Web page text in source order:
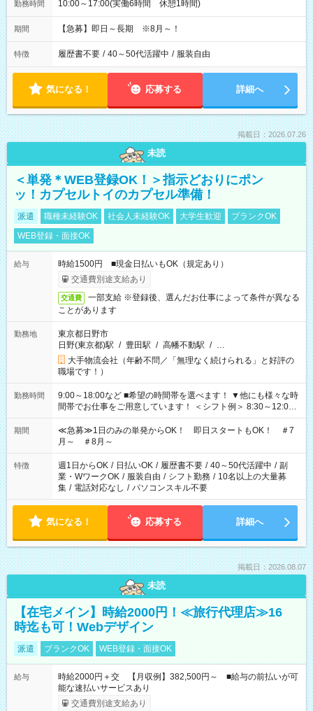
勤務時間 10:00～17:00(実働6時間 休憩1時間)
期間 【急募】即日～長期 ※8月～！
特徴 履歴書不要 / 40～50代活躍中 / 服装自由
気になる！ 応募する 詳細へ
掲載日：2026.07.26
未読
＜単発＊WEB登録OK！＞指示どおりにポン
ッ！カプセルトイのカプセル準備！
派遣 職種未経験OK 社会人未経験OK 大学生歓迎
ブランクOK
WEB登録・面接OK
給与
時給1500円 ■現金日払いもOK（規定あり）
交通費別途支給あり
交通費
一部支給 ※登録後、選んだお仕事によって条件が異なる
ことがあります
勤務地
東京都日野市
日野(東京都)駅 / 豊田駅 / 高幡不動駅 / …
大手物流会社（年齢不問／「無理なく続けられる」と好評の
職場です！）
勤務時間
9:00～18:00など ■希望の時間帯を選べます！ ▼他にも様々な時
間帯でお仕事をご用意しています！ ＜シフト例＞ 8:30～12:00
17:00～22:00 13:00～22:00 22:00～翌6:00 など
期間
≪急募≫1日のみの単発からOK！ 即日スタートもOK！ ＃7
月～ ＃8月～
特徴 週1日からOK / 日払いOK / 履歴書不要 / 40～50代活躍中 / 副
業・WワークOK / 服装自由 / シフト勤務 / 10名以上の大量募
集 / 電話対応なし / パソコンスキル不要
気になる！ 応募する 詳細へ
掲載日：2026.08.07
未読
【在宅メイン】時給2000円！≪旅行代理店≫16
時迄も可！Webデザイン
派遣 ブランクOK WEB登録・面接OK
給与
時給2000円＋交 【月収例】382,500円～ ■給与の前払いが可
能な速払いサービスあり
交通費別途支給あり